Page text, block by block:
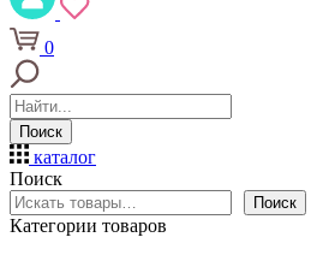
0
Поиск
каталог
Поиск
Поиск
Категории товаров